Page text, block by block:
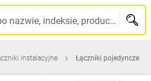
Szukaj po nazwie, indeksie, producencie, kodzie kreskowym...
instalacyjne Łączniki pojedyncze